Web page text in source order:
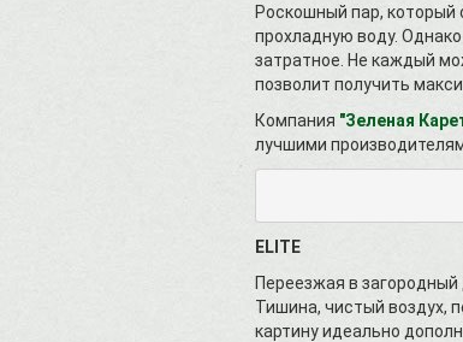
Роскошный пар, который
прохладную воду.
затратное. Не каждый
позволит получить
Компания "Зеленая
лучшими
ELITE
Переезжая в
Тишина, чистый воздух,
картину идеально